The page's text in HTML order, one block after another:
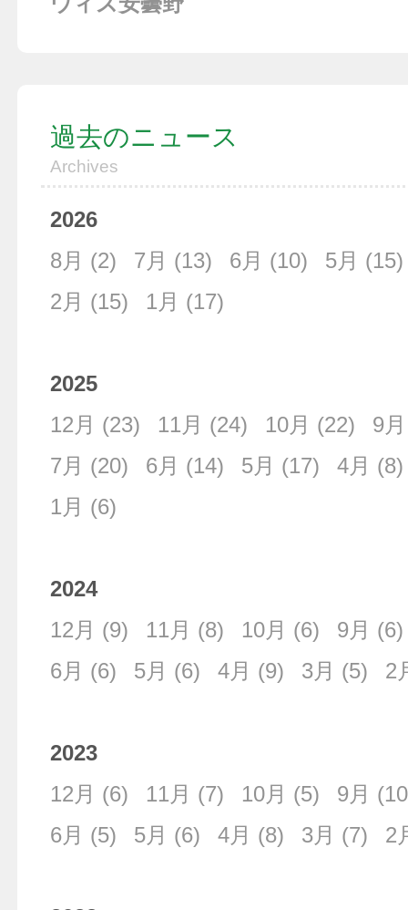
過去のニュース
Archives
2026
8月 (2) 7月 (13) 6月 (10) 5月 (15)
2月 (15) 1月 (17)
2025
12月 (23) 11月 (24) 10月 (22) 9月
7月 (20) 6月 (14) 5月 (17) 4月 (8)
1月 (6)
2024
12月 (9) 11月 (8) 10月 (6) 9月 (6)
6月 (6) 5月 (6) 4月 (9) 3月 (5) 2
2023
12月 (6) 11月 (7) 10月 (5) 9月
6月 (5) 5月 (6) 4月 (8) 3月 (7) 2